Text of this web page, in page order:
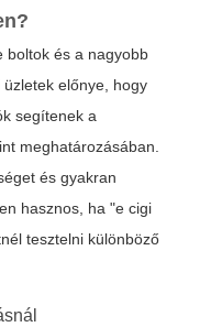
boltok és a nagyobb
előnye, hogy
segítenek a
meghatározásában.
és gyakran
hasznos, ha "e cigi
tesztelni különböző